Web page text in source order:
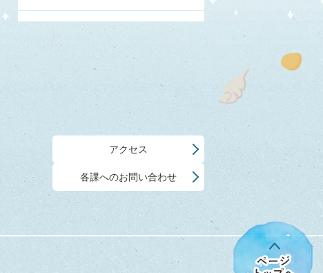
アクセス
各課へのお問い合わせ